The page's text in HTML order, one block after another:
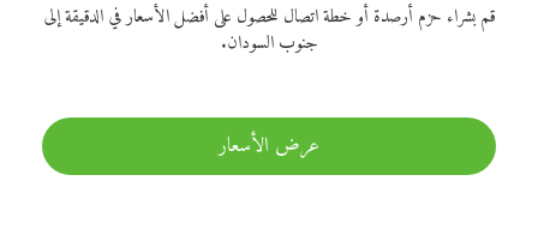
قم بشراء حزم أرصدة أو خطة اتصال للحصول على أفضل الأسعار في الدقيقة إلى
جنوب السودان.
عرض الأسعار